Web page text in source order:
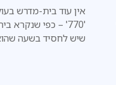
אין עוד בית-מדרש
'770' – כפי שנקרא
שיש לחסיד בשעה